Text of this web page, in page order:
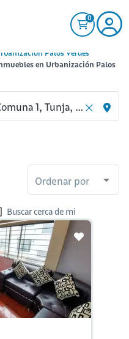
0
Palos Verdes
en Urbanización Palos
Ordenar por
Buscar cerca de mi